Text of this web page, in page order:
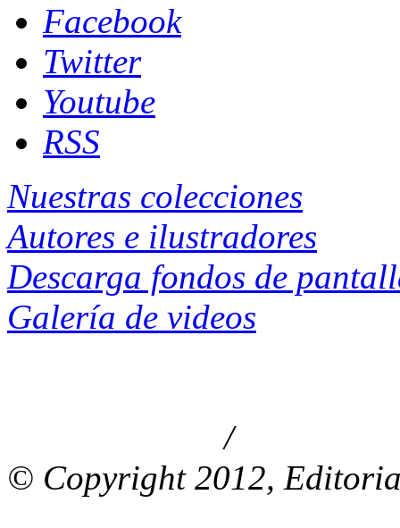
Facebook
Twitter
Youtube
RSS
Nuestras colecciones
Autores e ilustradores
Descarga fondos de
Galería de videos
/
© Copyright 2012,